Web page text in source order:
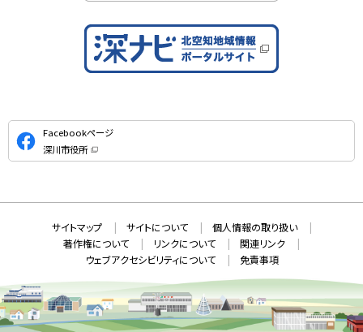
公
式
S
Facebookページ
深川市役所
（
ン
で
開
き
ま
す
メ
ニ
ュ
報
サイトマップ サイトについて
個人情報の取り扱い
著作権について
リンクについて
関連リンク
ウェブアクセシビリティについて
免責事項